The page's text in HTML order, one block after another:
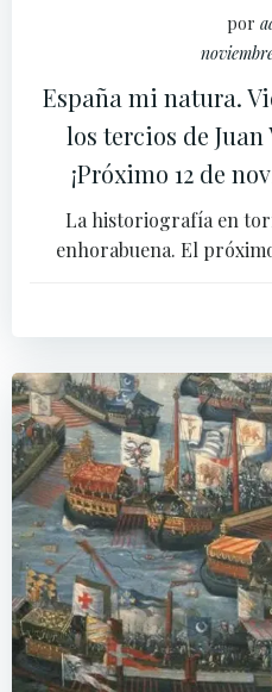
por
España mi natura.
los tercios de
¡Próximo 12 de
La historiografía en
enhorabuena. El